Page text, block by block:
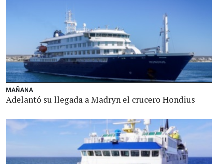
MAÑANA
Adelantó su llegada a Madryn el crucero Hondius